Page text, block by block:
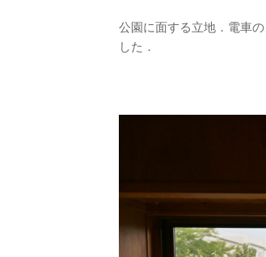
公園に面する立地．電車
した．